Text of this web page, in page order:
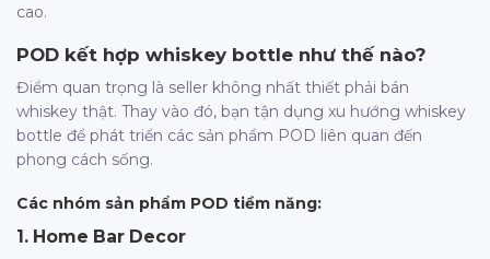
cao.
POD kết hợp whiskey bottle như thế nào?
Điểm quan trọng là seller không nhất thiết phải bán
whiskey thật. Thay vào đó, bạn tận dụng xu hướng whiskey
bottle để phát triển các sản phẩm POD liên quan đến
phong cách sống.
Các nhóm sản phẩm POD tiềm năng:
1. Home Bar Decor